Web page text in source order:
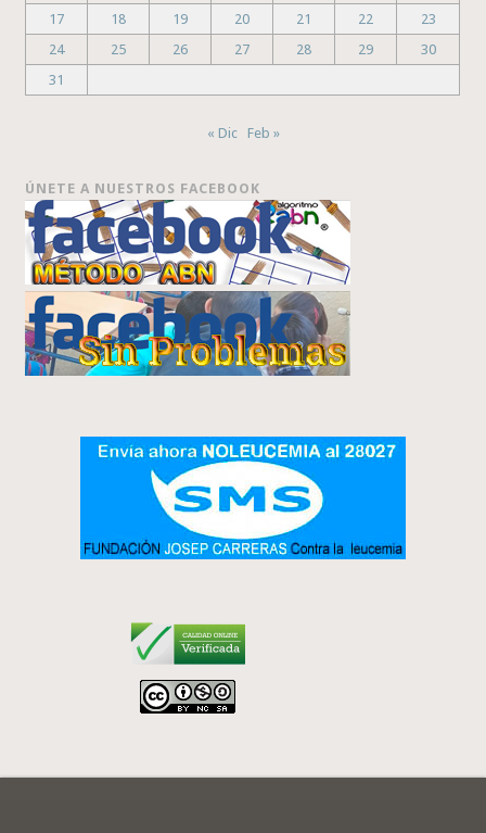
17
18 19 20 21 22
23
24
25 26 27 28 29
30
31
« Dic Feb »
ÚNETE A NUESTROS FACEBOOK